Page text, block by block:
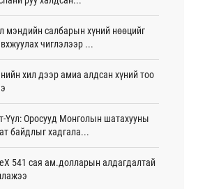
улсын хамтын ажиллагааны талаар
солилцов
сард Сүхбаатар боомтоор
Н.Амарзаяа: 32 хуудастай
дэвтэр долоо хоногт л дүүрдэг
15 цаг 31 мин
мэндийн салбарын хүний нөөцийг
чиглэлээр ...
хил дээр амиа алдсан хүний тоо
Үүл: Оросууд Монголын шатахууны
байдлыг хадгала...
541 сая ам.долларын алдагдалтай